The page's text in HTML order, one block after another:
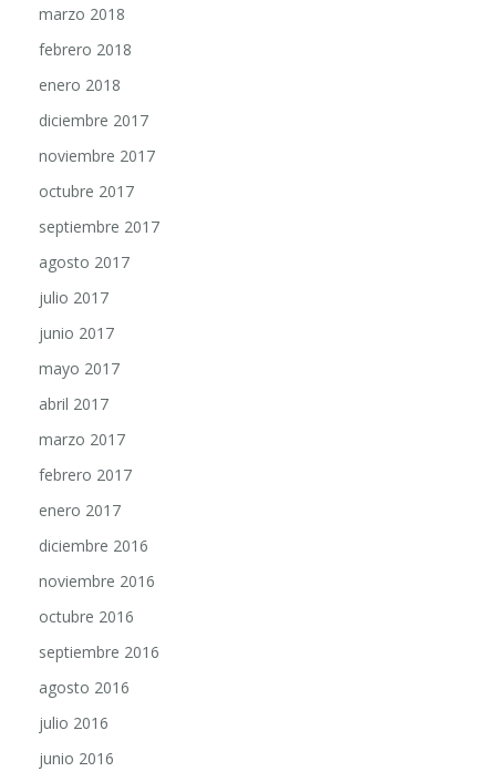
marzo 2018
febrero 2018
enero 2018
diciembre 2017
noviembre 2017
octubre 2017
septiembre 2017
agosto 2017
julio 2017
junio 2017
mayo 2017
abril 2017
marzo 2017
febrero 2017
enero 2017
diciembre 2016
noviembre 2016
octubre 2016
septiembre 2016
agosto 2016
julio 2016
junio 2016